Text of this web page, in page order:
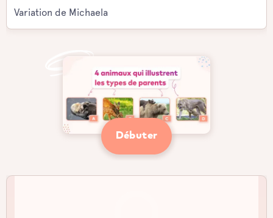
Variation de Michaela
Débuter